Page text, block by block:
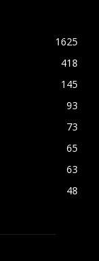
1625
418
145
93
73
65
63
48